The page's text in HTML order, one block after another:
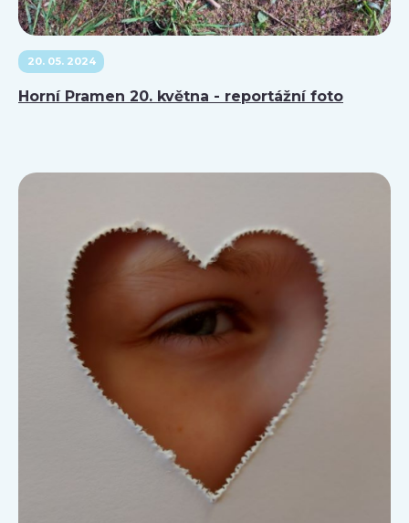
20. 05. 2024
Horní Pramen 20. května - reportážní foto